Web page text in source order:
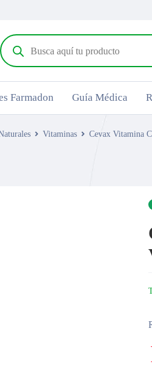
Farmadon Guía Médica
Vitaminas Cevax Vitamina